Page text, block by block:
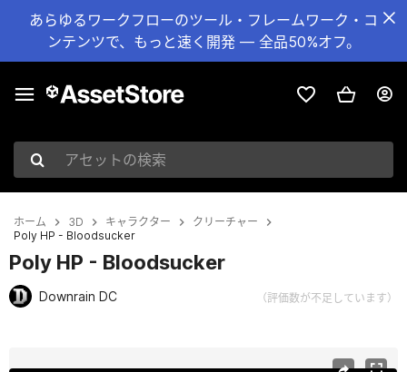
あらゆるワークフローのツール・フレームワーク・コ
ンテンツで、もっと速く開発 — 全品50%オフ。
アセットの検索
ホーム 3D キャラクター
クリーチャー
Poly HP - Bloodsucker
Poly HP - Bloodsucker
Downrain DC （評価数が不足しています）